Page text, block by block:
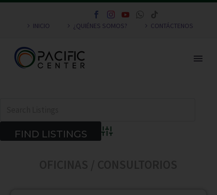
INICIO ¿QUIÉNES SOMOS? CONTÁCTENOS
Advanced Search